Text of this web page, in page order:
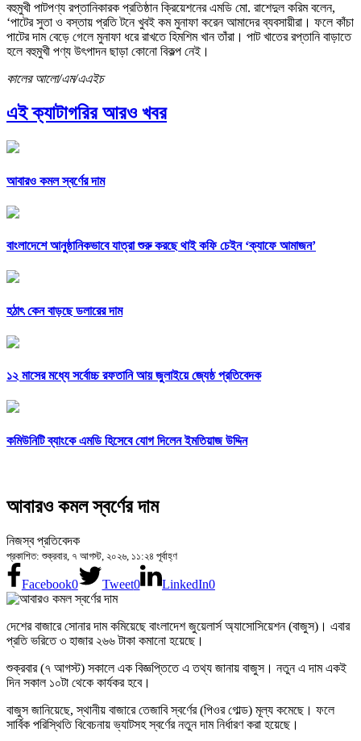
বহুমুখী পাটপণ্য রপ্তানিকারক প্রতিষ্ঠান ক্রিয়েশনের এমডি মো. রাশেদুল করিম বলেন,
‘পাটের সুতা ও বস্তায় প্রতি টনে খুবই কম মুনাফা করেন আমাদের ব্যবসায়ীরা। ফলে কাঁচা
পাটের দাম বেড়ে গেলে মুনাফা ধরে রাখতে হিমশিম খান তাঁরা। পাট খাতের রপ্তানি বাড়াতে
হলে বহুমুখী পণ্য উৎপাদন ছাড়া কোনো বিকল্প নেই।
কালের আলো/এম/এএইচ
এই ক্যাটাগরির আরও খবর
আবারও কমল স্বর্ণের দাম
বাংলাদেশে আনুষ্ঠানিকভাবে যাত্রা শুরু করছে থাই কফি চেইন ‘ক্যাফে আমাজন’
হঠাৎ কেন বাড়ছে ডলারের দাম
১২ মাসের মধ্যে সর্বোচ্চ রফতানি আয় জুলাইয়ে জ্যেষ্ঠ প্রতিবেদক
কমিউনিটি ব্যাংকে এমডি হিসেবে যোগ দিলেন ইমতিয়াজ উদ্দিন
আবারও কমল স্বর্ণের দাম
নিজস্ব প্রতিবেদক
প্রকাশিত: শুক্রবার, ৭ আগস্ট, ২০২৬, ১১:২৪ পূর্বাহ্ণ
Facebook0 Tweet0 LinkedIn0
দেশের বাজারে সোনার দাম কমিয়েছে বাংলাদেশ জুয়েলার্স অ্যাসোসিয়েশন (বাজুস)। এবার
প্রতি ভরিতে ৩ হাজার ২৬৬ টাকা কমানো হয়েছে।
শুক্রবার (৭ আগস্ট) সকালে এক বিজ্ঞপ্তিতে এ তথ্য জানায় বাজুস। নতুন এ দাম একই
দিন সকাল ১০টা থেকে কার্যকর হবে।
বাজুস জানিয়েছে, স্থানীয় বাজারে তেজাবি স্বর্ণের (পিওর গোল্ড) মূল্য কমেছে। ফলে
সার্বিক পরিস্থিতি বিবেচনায় ভ্যাটসহ স্বর্ণের নতুন দাম নির্ধারণ করা হয়েছে।